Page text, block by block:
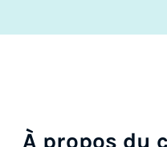
À propos du